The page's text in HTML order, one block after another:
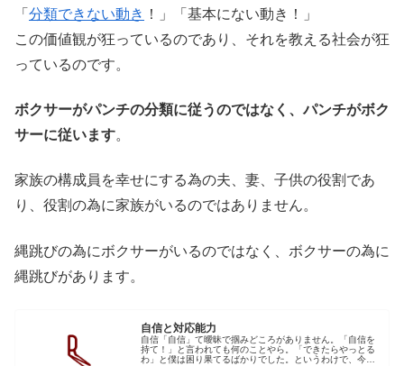
「 分類できない動き ！」「基本にない動き！」
この価値観が狂っているのであり、それを教える社会が狂
っているのです。
ボクサーがパンチの分類に従うのではなく、パンチがボク
サーに従います。
家族の構成員を幸せにする為の夫、妻、子供の役割であ
り、役割の為に家族がいるのではありません。
縄跳びの為にボクサーがいるのではなく、ボクサーの為に
縄跳びがあります。
自信と対応能力
自信「自信」て曖昧で掴みどころがありません。「自信を
持て！」と言われても何のことやら。「できたらやっとる
わ」と僕は困り果てるばかりでした。というわけで、今回